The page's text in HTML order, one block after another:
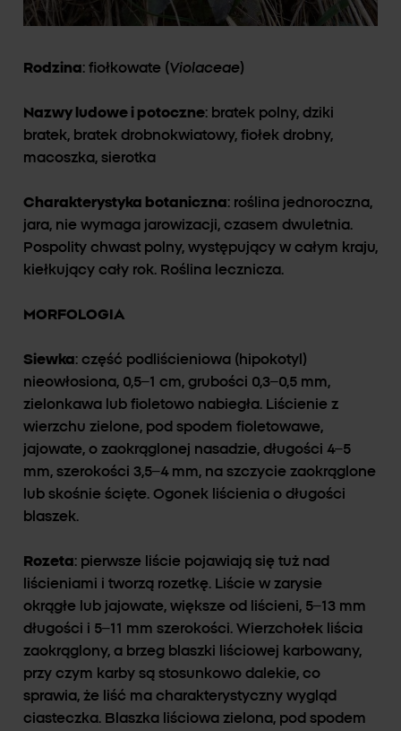
Rodzina: fiołkowate (Violaceae)
Nazwy ludowe i potoczne: bratek polny, dziki
bratek, bratek drobnokwiatowy, fiołek drobny,
macoszka, sierotka
Charakterystyka botaniczna: roślina jednoroczna,
jara, nie wymaga jarowizacji, czasem dwuletnia.
Pospolity chwast polny, występujący w całym kraju,
kiełkujący cały rok. Roślina lecznicza.
MORFOLOGIA
Siewka: część podliścieniowa (hipokotyl)
nieowłosiona, 0,5–1 cm, grubości 0,3–0,5 mm,
zielonkawa lub fioletowo nabiegła. Liścienie z
wierzchu zielone, pod spodem fioletowawe,
jajowate, o zaokrąglonej nasadzie, długości 4–5
mm, szerokości 3,5–4 mm, na szczycie zaokrąglone
lub skośnie ścięte. Ogonek liścienia o długości
blaszek.
Rozeta: pierwsze liście pojawiają się tuż nad
liścieniami i tworzą rozetkę. Liście w zarysie
okrągłe lub jajowate, większe od liścieni, 5–13 mm
długości i 5–11 mm szerokości. Wierzchołek liścia
zaokrąglony, a brzeg blaszki liściowej karbowany,
przy czym karby są stosunkowo dalekie, co
sprawia, że liść ma charakterystyczny wygląd
ciasteczka. Blaszka liściowa zielona, pod spodem